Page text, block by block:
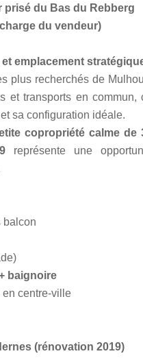
prisé du Bas du Rebberg
du vendeur)
emplacement
plus recherchés de
et transports en
sa configuration idéale.
copropriété calme
représente une
balcon
baignoire
centre-ville
(rénovation 2019)